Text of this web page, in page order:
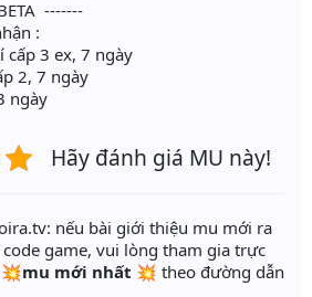
-------
:
cấp 3 ex, 7 ngày
2, 7 ngày
ngày
Hãy đánh giá MU này!
nếu bài giới thiệu mu mới ra
game, vui lòng tham gia trực
💥mu mới nhất 💥 theo đường dẫn